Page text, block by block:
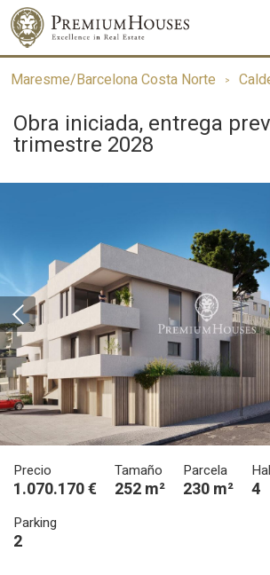
Maresme/Barcelona Costa Norte
Obra iniciada, entrega
trimestre 2028
Precio
1.070.170 €
Tamaño
252 m²
Parcela
230 m² 4
Parking
2